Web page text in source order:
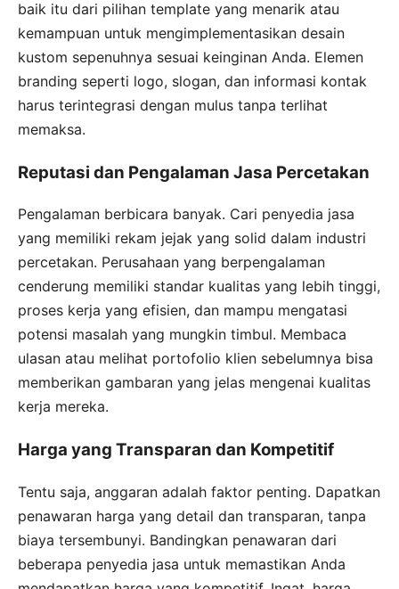
baik itu dari pilihan template yang menarik atau
kemampuan untuk mengimplementasikan desain
kustom sepenuhnya sesuai keinginan Anda. Elemen
branding seperti logo, slogan, dan informasi kontak
harus terintegrasi dengan mulus tanpa terlihat
memaksa.
Reputasi dan Pengalaman Jasa Percetakan
Pengalaman berbicara banyak. Cari penyedia jasa
yang memiliki rekam jejak yang solid dalam industri
percetakan. Perusahaan yang berpengalaman
cenderung memiliki standar kualitas yang lebih tinggi,
proses kerja yang efisien, dan mampu mengatasi
potensi masalah yang mungkin timbul. Membaca
ulasan atau melihat portofolio klien sebelumnya bisa
memberikan gambaran yang jelas mengenai kualitas
kerja mereka.
Harga yang Transparan dan Kompetitif
Tentu saja, anggaran adalah faktor penting. Dapatkan
penawaran harga yang detail dan transparan, tanpa
biaya tersembunyi. Bandingkan penawaran dari
beberapa penyedia jasa untuk memastikan Anda